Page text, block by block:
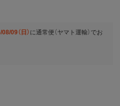
09（日） に通常便（ヤマト運輸） でお